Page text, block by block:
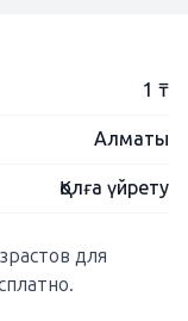
1 ₸
Алматы
Қолға үйрету
для